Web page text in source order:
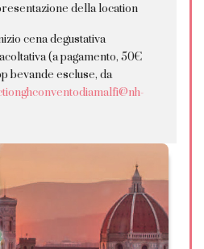
della location
cena degustativa
(a pagamento, 50€
bevande escluse, da